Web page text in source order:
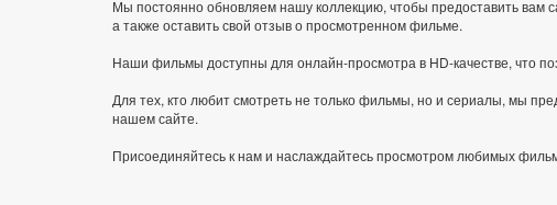
Мы постоянно обновляем нашу коллекцию, чтобы предоставить
а также оставить свой отзыв о просмотренном фильме.
Наши фильмы доступны для онлайн-просмотра в HD-качестве, что
Для тех, кто любит смотреть не только фильмы, но и сериалы, мы
нашем сайте.
Присоединяйтесь к нам и наслаждайтесь просмотром любимых